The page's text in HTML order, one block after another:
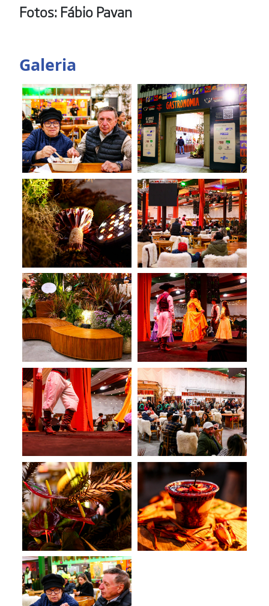
Fotos: Fábio Pavan
Galeria